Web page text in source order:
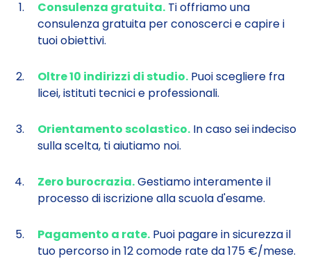
Consulenza gratuita. Ti offriamo una
consulenza gratuita per conoscerci e capire i
tuoi obiettivi.
Oltre 10 indirizzi di studio. Puoi scegliere fra
licei, istituti tecnici e professionali.
Orientamento scolastico. In caso sei indeciso
sulla scelta, ti aiutiamo noi.
Zero burocrazia.Gestiamo interamente il
processo di iscrizione alla scuola d'esame.
Pagamento a rate. Puoi pagare in sicurezza il
tuo percorso in 12 comode rate da 175 €/mese.